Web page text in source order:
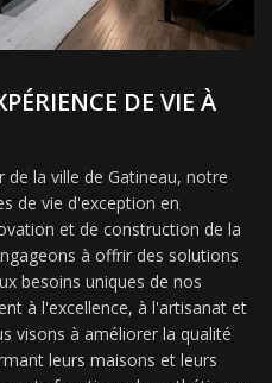
DE VIE À
la ville de Gatineau, notre
de vie d'exception en
et de construction de la
à offrir des solutions
besoins uniques de nos
à l'excellence, à l'artisanat et
visons à améliorer la qualité
leurs maisons et leurs